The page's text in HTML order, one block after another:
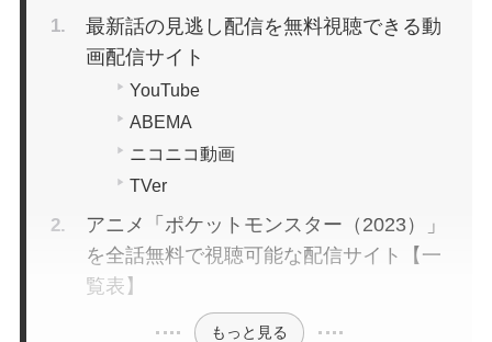
最新話の見逃し配信を無料視聴できる動
画配信サイト
YouTube
ABEMA
ニコニコ動画
TVer
アニメ「ポケットモンスター（2023）」
を全話無料で視聴可能な配信サイト【一
覧表】
もっと見る